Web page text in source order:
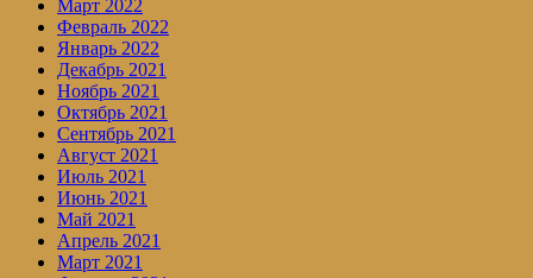
Март 2022
Февраль 2022
Январь 2022
Декабрь 2021
Ноябрь 2021
Октябрь 2021
Сентябрь 2021
Август 2021
Июль 2021
Июнь 2021
Май 2021
Апрель 2021
Март 2021